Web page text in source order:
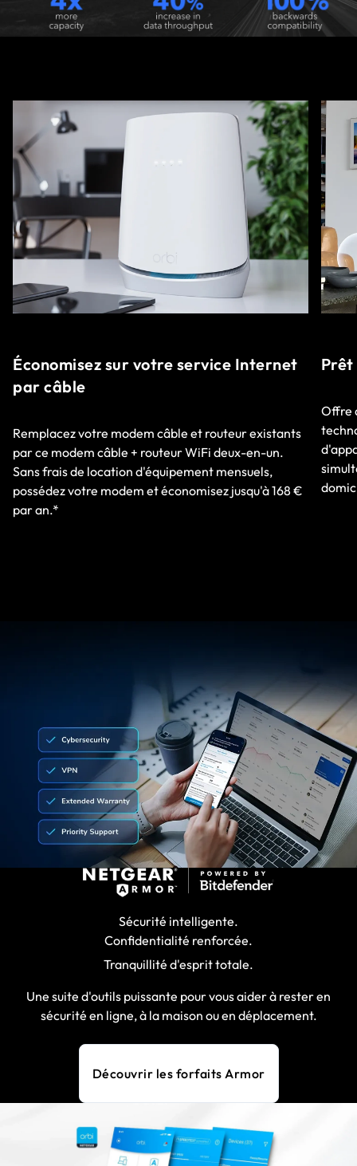
Économisez sur votre service Internet
par câble
Remplacez votre modem câble et routeur existants
par ce modem câble + routeur WiFi deux-en-un.
Sans frais de location d'équipement mensuels,
possédez votre modem et économisez jusqu'à 168 €
par an.*
Offre
Sécurité intelligente.
Confidentialité renforcée.
Tranquillité d'esprit totale.
Une suite d'outils puissante pour vous aider à rester en
sécurité en ligne, à la maison ou en déplacement.
Découvrir les forfaits Armor